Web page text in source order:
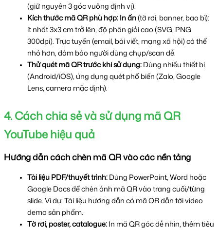
(giữ nguyên 3 góc vuông định vị).
Kích thước mã QR phù hợp:In ấn (tờ rơi, banner, bao bì):
ít nhất 3x3 cm trở lên, độ phân giải cao (SVG, PNG
300dpi). Trực tuyến (email, bài viết, mạng xã hội) có thể
nhỏ hơn, đảm bảo người dùng chụp/scan dễ.
Thử quét mã QR trước khi sử dụng: Dùng nhiều thiết bị
(Android/iOS), ứng dụng quét phổ biến (Zalo, Google
Lens, camera mặc định).
4. Cách chia sẻ và sử dụng mã QR
YouTube hiệu quả
Hướng dẫn cách chèn mã QR vào các nền tảng
Tài liệu PDF/thuyết trình: Dùng PowerPoint, Word hoặc
Google Docs để chèn ảnh mã QR vào trang cuối/từng
slide. Ví dụ: Tài liệu hướng dẫn có mã QR dẫn tới video
demo sản phẩm.
Tờ rơi, poster, catalogue: In mã QR góc dễ nhìn, thêm tiêu